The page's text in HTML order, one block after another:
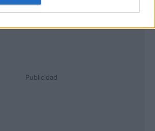
Publicidad